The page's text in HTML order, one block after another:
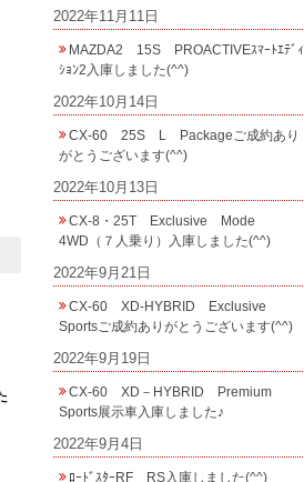
2022年11月11日
MAZDA2 15S PROACTIVEｽﾏｰﾄｴﾃﾞｨ
ｼｮﾝ2入庫しました(^^)
2022年10月14日
CX-60 25S L Packageご成約あり
がとうございます(^^)
2022年10月13日
CX-8・25T Exclusive Mode
4WD（７人乗り）入庫しました(^^)
2022年9月21日
CX-60 XD-HYBRID Exclusive
Sportsご成約ありがとうございます(^^)
2022年9月19日
CX-60 XD－HYBRID Premium
Sports展示車入庫しました♪
2022年9月4日
ﾛｰﾄﾞｽﾀｰRF RS入庫しました(^^)